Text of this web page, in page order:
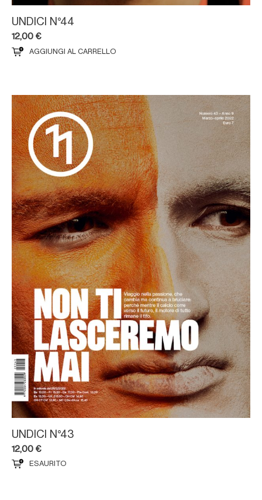
UNDICI N°44
12,00 €
AGGIUNGI AL CARRELLO
UNDICI N°43
12,00 €
ESAURITO